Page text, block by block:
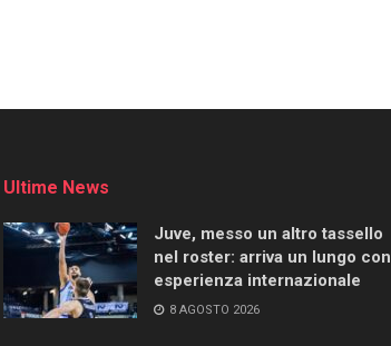
Ultime News
Juve, messo un altro tassello
nel roster: arriva un lungo con
esperienza internazionale
8 AGOSTO 2026